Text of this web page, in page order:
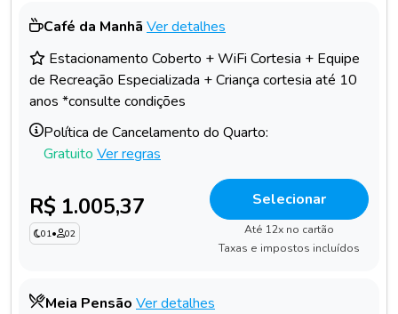
Café da Manhã Ver detalhes
Estacionamento Coberto + WiFi Cortesia + Equipe
de Recreação Especializada + Criança cortesia até 10
anos *consulte condições
Política de Cancelamento do Quarto:
Gratuito Ver regras
R$ 1.005,37
01• 02
Selecionar
Até 12x no cartão
Taxas e impostos incluídos
Meia Pensão Ver detalhes